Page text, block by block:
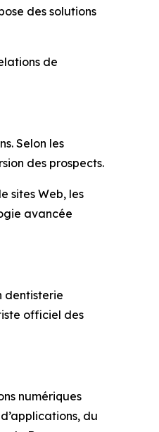
des solutions
de
Selon les
des prospects.
sites Web, les
avancée
dentisterie
officiel des
numériques
du